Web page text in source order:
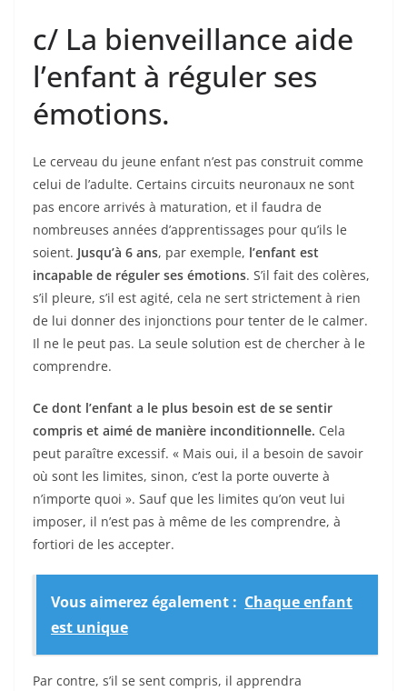
c/ La bienveillance aide
l’enfant à réguler ses
émotions.
Le cerveau du jeune enfant n’est pas construit comme
celui de l’adulte. Certains circuits neuronaux ne sont
pas encore arrivés à maturation, et il faudra de
nombreuses années d’apprentissages pour qu’ils le
soient. Jusqu’à 6 ans, par exemple, l’enfant est
incapable de réguler ses émotions. S’il fait des colères,
s’il pleure, s’il est agité, cela ne sert strictement à rien
de lui donner des injonctions pour tenter de le calmer.
Il ne le peut pas. La seule solution est de chercher à le
comprendre.
Ce dont l’enfant a le plus besoin est de se sentir
compris et aimé de manière inconditionnelle. Cela
peut paraître excessif. « Mais oui, il a besoin de savoir
où sont les limites, sinon, c’est la porte ouverte à
n’importe quoi ». Sauf que les limites qu’on veut lui
imposer, il n’est pas à même de les comprendre, à
fortiori de les accepter.
Vous aimerez également : Chaque enfant
est unique
Par contre, s’il se sent compris, il apprendra